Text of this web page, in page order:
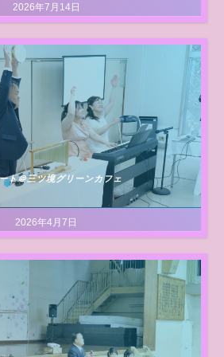
2026年7月14日
2026年4月7日
ト＠三ツ境グリーンカフェ